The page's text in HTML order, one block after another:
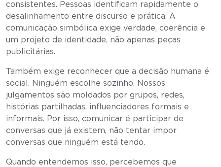
consistentes. Pessoas identificam rapidamente o
desalinhamento entre discurso e prática. A
comunicação simbólica exige verdade, coerência e
um projeto de identidade, não apenas peças
publicitárias.
Também exige reconhecer que a decisão humana é
social. Ninguém escolhe sozinho. Nossos
julgamentos são moldados por grupos, redes,
histórias partilhadas, influenciadores formais e
informais. Por isso, comunicar é participar de
conversas que já existem, não tentar impor
conversas que ninguém está tendo.
Quando entendemos isso, percebemos que